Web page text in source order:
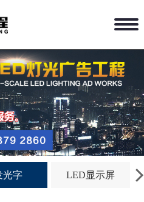
光字 LED显示屏